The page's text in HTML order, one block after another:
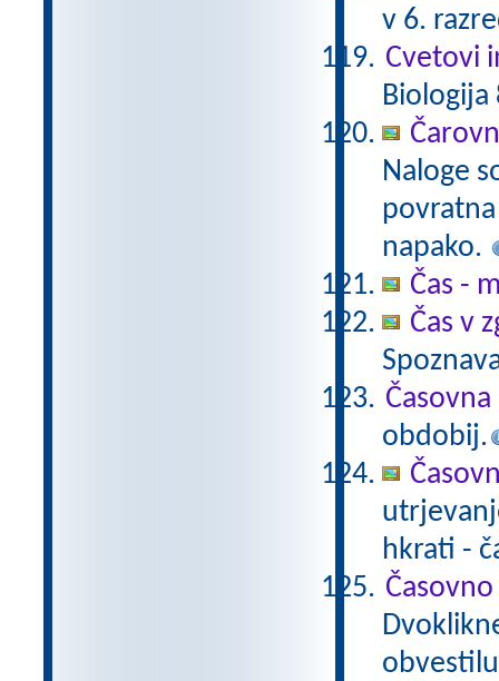
v 6.
Cvetovi
Biologija
Naloge
napako.
Čas -
Čas v
obdobij.
hkrati -